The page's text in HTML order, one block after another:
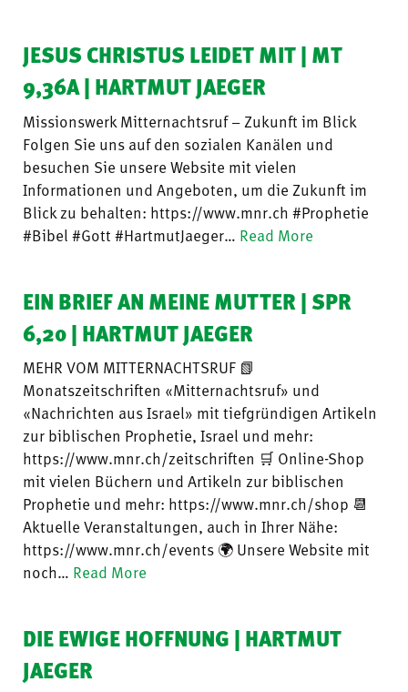
JESUS CHRISTUS LEIDET MIT | MT
9,36A | HARTMUT JAEGER
Missionswerk Mitternachtsruf – Zukunft im Blick
Folgen Sie uns auf den sozialen Kanälen und
besuchen Sie unsere Website mit vielen
Informationen und Angeboten, um die Zukunft im
Blick zu behalten: https://www.mnr.ch #Prophetie
#Bibel #Gott #HartmutJaeger… Read More
EIN BRIEF AN MEINE MUTTER | SPR
6,20 | HARTMUT JAEGER
MEHR VOM MITTERNACHTSRUF 📗
Monatszeitschriften «Mitternachtsruf» und
«Nachrichten aus Israel» mit tiefgründigen Artikeln
zur biblischen Prophetie, Israel und mehr:
https://www.mnr.ch/zeitschriften 🛒 Online-Shop
mit vielen Büchern und Artikeln zur biblischen
Prophetie und mehr: https://www.mnr.ch/shop 📆
Aktuelle Veranstaltungen, auch in Ihrer Nähe:
https://www.mnr.ch/events 🌍 Unsere Website mit
noch… Read More
DIE EWIGE HOFFNUNG | HARTMUT
JAEGER